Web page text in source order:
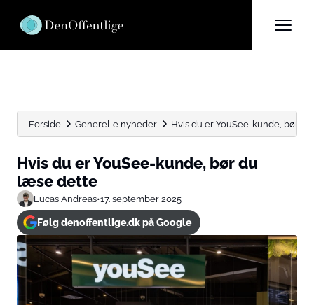
Forside Generelle nyheder Hvis du er YouSee-kunde, bør
Hvis du er YouSee-kunde, bør du
læse dette
Lucas Andreas•17. september 2025
Følg denoffentlige.dk på Google